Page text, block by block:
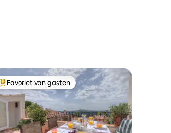
Topfavoriet van gasten
Favoriet van gasten